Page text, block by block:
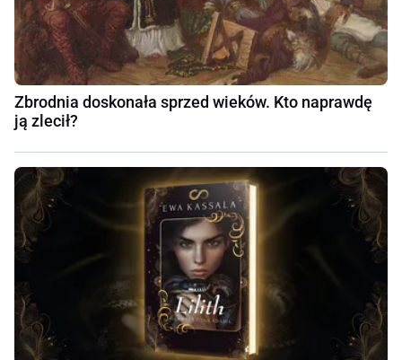
Zbrodnia doskonała sprzed wieków. Kto naprawdę
ją zlecił?